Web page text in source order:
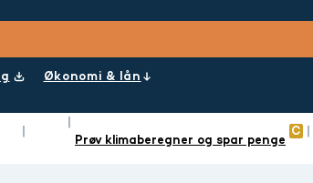
Økonomi & lån
Prøv klimaberegner og spar penge